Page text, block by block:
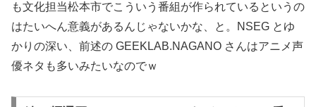
も文化担当松本市でこういう番組が作られているというの
はたいへん意義があるんじゃないかな、と。NSEG とゆ
かりの深い、前述の GEEKLAB.NAGANO さんはアニメ声
優ネタも多いみたいなのでｗ